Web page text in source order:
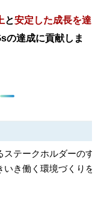
と安定した成長を達
の達成に貢献しま
ステークホルダーのす
いき働く環境づくりを